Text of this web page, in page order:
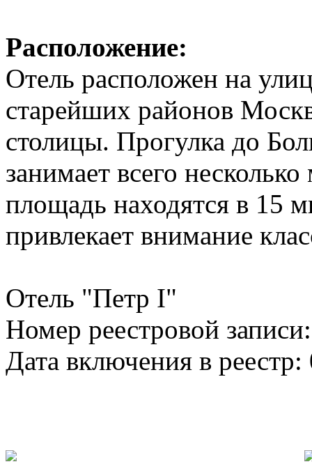
Расположение:
Отель расположен на
старейших районов
столицы. Прогулка до
занимает всего
площадь находятся в 15
привлекает внимание
Отель "Петр I"
Номер реестровой
Дата включения в